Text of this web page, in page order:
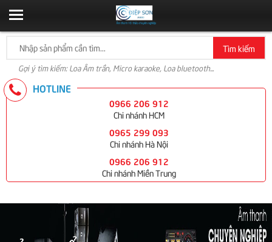
Tìm kiếm
Gợi ý tìm kiếm: Loa Âm trần, Micro karaoke, Loa bluetooth...
HOTLINE
0966 206 912
Chi nhánh HCM
0965 299 093
Chi nhánh Hà Nội
0966 206 912
Chi nhánh Miền Trung